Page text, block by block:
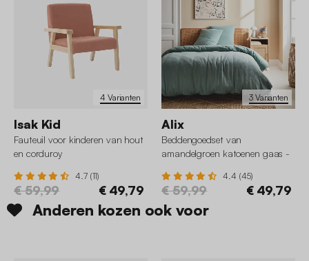
4 Varianten
Isak Kid
Fauteuil voor kinderen van hout
en corduroy
4.7 (11)
€ 59,99 € 49,79
3 Varianten
Alix
Beddengoedset van
amandelgroen katoenen gaas -
4.4 (45)
€ 59,99 € 49,79
Anderen kozen ook voor